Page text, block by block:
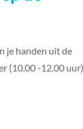
je handen uit de
(10.00 -12.00